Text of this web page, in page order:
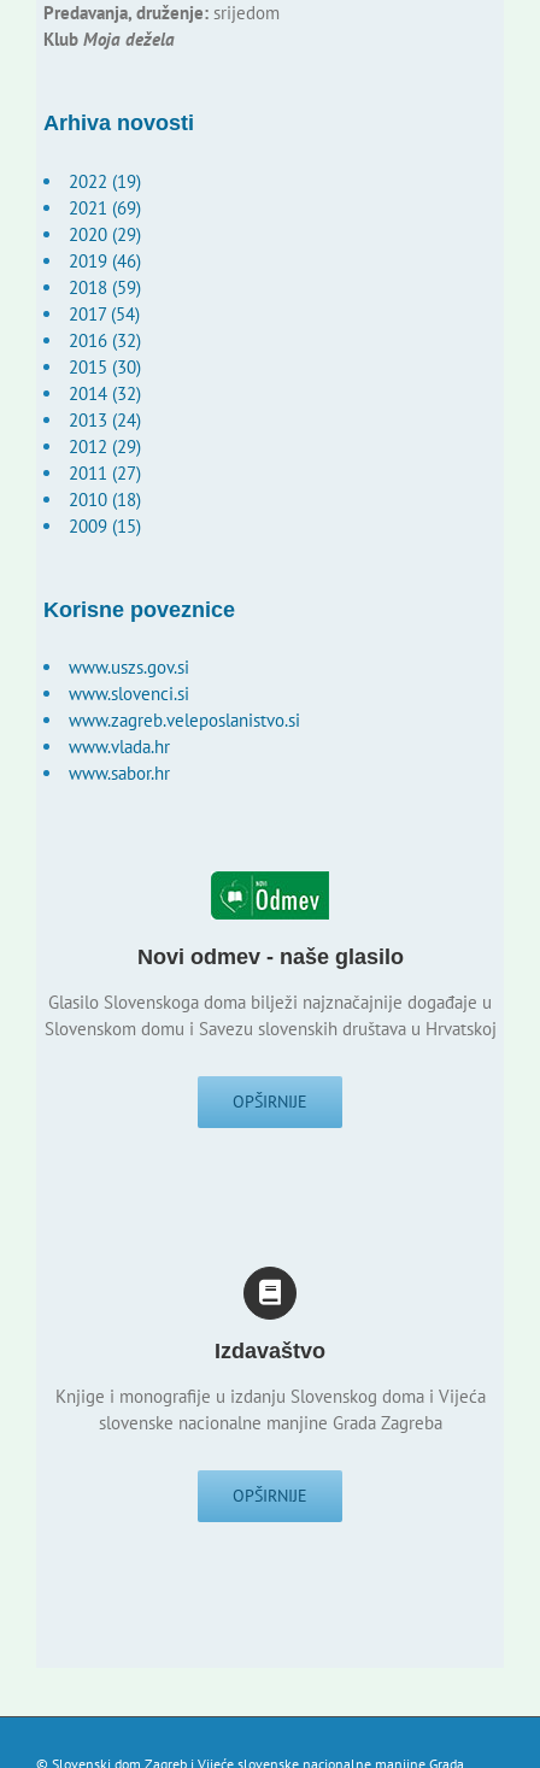
Predavanja, druženje:srijedom
Klub Moja dežela
Arhiva novosti
2022 (19)
2021 (69)
2020 (29)
2019 (46)
2018 (59)
2017 (54)
2016 (32)
2015 (30)
2014 (32)
2013 (24)
2012 (29)
2011 (27)
2010 (18)
2009 (15)
Korisne poveznice
www.uszs.gov.si
www.slovenci.si
www.zagreb.veleposlanistvo.si
www.vlada.hr
www.sabor.hr
Novi odmev - naše glasilo
Glasilo Slovenskoga doma bilježi najznačajnije događaje u
Slovenskom domu i Savezu slovenskih društava u Hrvatskoj
OPŠIRNIJE
Izdavaštvo
Knjige i monografije u izdanju Slovenskog doma i Vijeća
slovenske nacionalne manjine Grada Zagreba
OPŠIRNIJE
© Slovenski dom Zagreb i Vijeće slovenske nacionalne manjine Grada